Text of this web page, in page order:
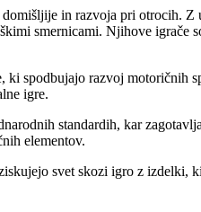
in razvoja pri otrocih.
smernicami. Njihove igrače
spodbujajo razvoj motoričnih
igre.
standardih, kar
elementov.
svet skozi igro z izdelki,